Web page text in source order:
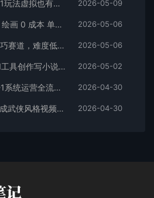
2026最新多多虚拟0.01玩法虚拟也有新门路轻松日入2500! 2026-05-09
手机壁纸赚钱秘籍！AI 绘画 0 成本 单店狂销 3.8 万单 2026-05-06
公众号流量主之拍照技巧赛道，难度低+流量大，起号第一篇就爆了10w阅读！ 2026-05-06
26年最新风口项目，AI工具创作写小说，轻松实现日入1000+ 2026-05-02
公众号流量主变现从0-1系统运营全流程讲解！ 2026-04-30
最新：视频号AI一键生成武侠风格视频，狂撸视频号分成收益，学完轻松日入1000+ 2026-04-30